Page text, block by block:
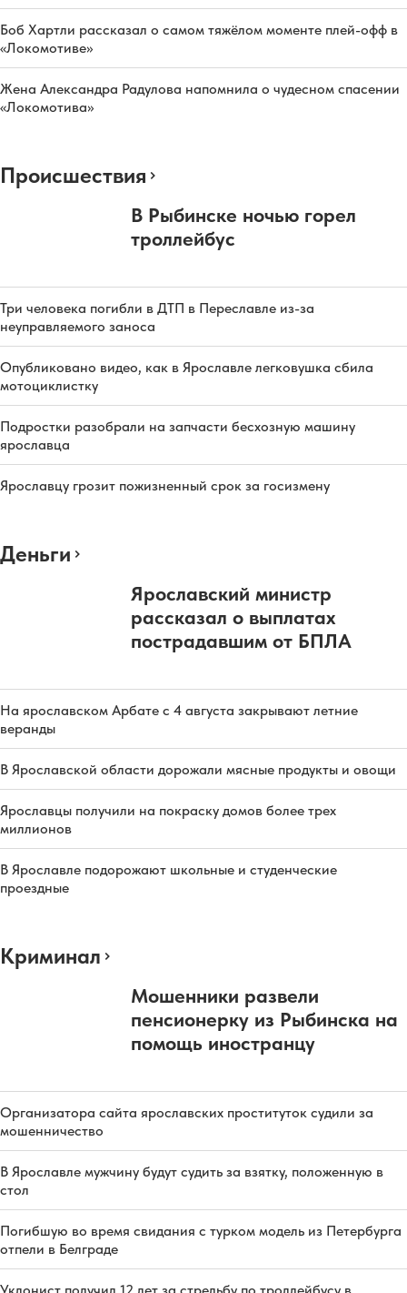
Боб Хартли рассказал о самом тяжёлом моменте плей-офф в
«Локомотиве»
Жена Александра Радулова напомнила о чудесном спасении
«Локомотива»
Происшествия
В Рыбинске ночью горел
троллейбус
Три человека погибли в ДТП в Переславле из-за
неуправляемого заноса
Опубликовано видео, как в Ярославле легковушка сбила
мотоциклистку
Подростки разобрали на запчасти бесхозную машину
ярославца
Ярославцу грозит пожизненный срок за госизмену
Деньги
Ярославский министр
рассказал о выплатах
пострадавшим от БПЛА
На ярославском Арбате с 4 августа закрывают летние
веранды
В Ярославской области дорожали мясные продукты и овощи
Ярославцы получили на покраску домов более трех
миллионов
В Ярославле подорожают школьные и студенческие
проездные
Криминал
Мошенники развели
пенсионерку из Рыбинска на
помощь иностранцу
Организатора сайта ярославских проституток судили за
мошенничество
В Ярославле мужчину будут судить за взятку, положенную в
стол
Погибшую во время свидания с турком модель из Петербурга
отпели в Белграде
Уклонист получил 12 лет за стрельбу по троллейбусу в